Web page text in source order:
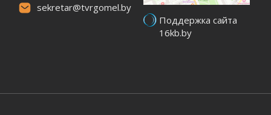
sekretar@tvrgomel.by
Поддержка сайта
16kb.by